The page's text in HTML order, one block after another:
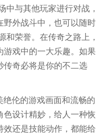
中与其他玩家进行对战，
野外战斗中，也可以随时
和荣誉。在传奇之路上，
戏中的一大乐趣。如果
传奇必将是你的不二选
伦的游戏画面和流畅的
设计精妙，给人一种恢
还是技能动作，都能给